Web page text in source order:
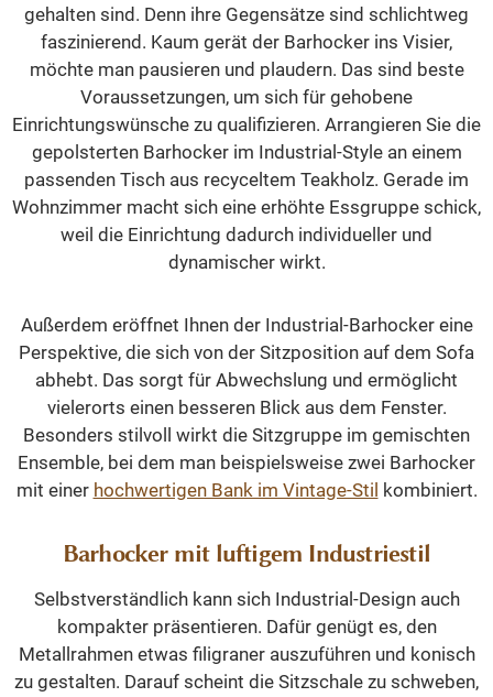
gehalten sind. Denn ihre Gegensätze sind schlichtweg
faszinierend. Kaum gerät der Barhocker ins Visier,
möchte man pausieren und plaudern. Das sind beste
Voraussetzungen, um sich für gehobene
Einrichtungswünsche zu qualifizieren. Arrangieren Sie die
gepolsterten Barhocker im Industrial-Style an einem
passenden Tisch aus recyceltem Teakholz. Gerade im
Wohnzimmer macht sich eine erhöhte Essgruppe schick,
weil die Einrichtung dadurch individueller und
dynamischer wirkt.
Außerdem eröffnet Ihnen der Industrial-Barhocker eine
Perspektive, die sich von der Sitzposition auf dem Sofa
abhebt. Das sorgt für Abwechslung und ermöglicht
vielerorts einen besseren Blick aus dem Fenster.
Besonders stilvoll wirkt die Sitzgruppe im gemischten
Ensemble, bei dem man beispielsweise zwei Barhocker
mit einer hochwertigen Bank im Vintage-Stil kombiniert.
Barhocker mit luftigem Industriestil
Selbstverständlich kann sich Industrial-Design auch
kompakter präsentieren. Dafür genügt es, den
Metallrahmen etwas filigraner auszuführen und konisch
zu gestalten. Darauf scheint die Sitzschale zu schweben,